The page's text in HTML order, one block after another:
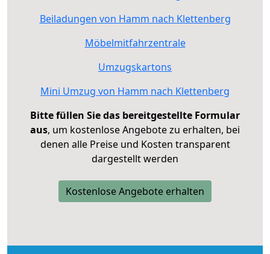
Beiladungen von Hamm nach Klettenberg
Möbelmitfahrzentrale
Umzugskartons
Mini Umzug von Hamm nach Klettenberg
Bitte füllen Sie das bereitgestellte Formular
aus, um kostenlose Angebote zu erhalten, bei
denen alle Preise und Kosten transparent
dargestellt werden
Kostenlose Angebote erhalten